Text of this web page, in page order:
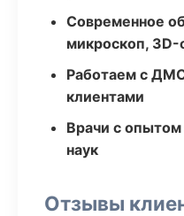
Современное
микроскоп, 3D-
Работаем с
клиентами
Врачи с опытом
наук
Отзывы